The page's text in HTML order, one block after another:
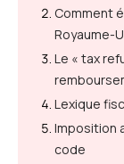
Comment
Royaume-
Le « tax
Lexique
Imposition
code